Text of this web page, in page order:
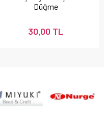
Düğme
30,00 TL